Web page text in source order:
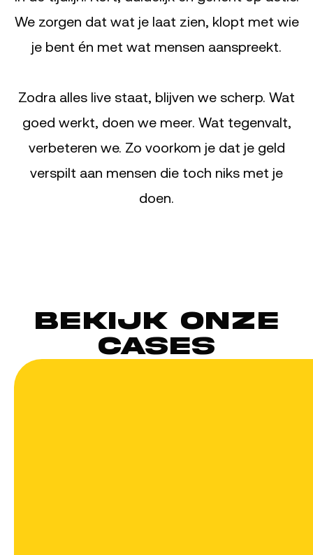
We zorgen dat wat je laat zien, klopt met wie
je bent én met wat mensen aanspreekt.
Zodra alles live staat, blijven we scherp. Wat
goed werkt, doen we meer. Wat tegenvalt,
verbeteren we. Zo voorkom je dat je geld
verspilt aan mensen die toch niks met je
doen.
Bekijk onze
cases